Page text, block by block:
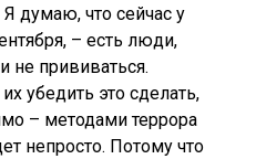
думаю, что сейчас у
– есть люди,
не прививаться.
убедить это сделать,
– методами террора
непросто. Потому что